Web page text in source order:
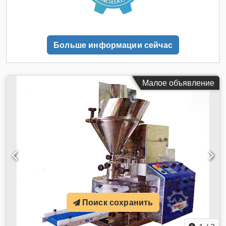
Больше информации сейчас
Малое объявление
Поиск сохранить